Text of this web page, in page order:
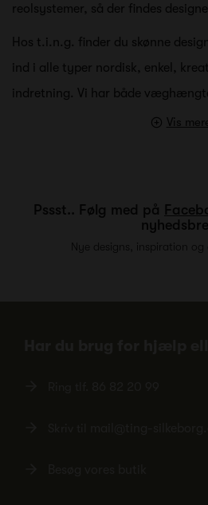
reolsystemer, så der findes
Hos t.i.n.g. finder du skønne
ind i alle typer nordisk, enkel,
indretning. Vi har både
Vis
Pssst.. Følg med på
Nye designs, inspiration og